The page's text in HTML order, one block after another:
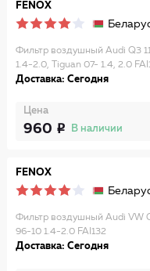
FENOX
Фильтр воздушный Audi Q3
1.4-2.0, Tiguan 07- 1.4, 2.0
Доставка: Сегодня
Цена
960 В наличии
FENOX
Фильтр воздушный Audi VW
96-10 1.4-2.0 FAI132
Доставка: Сегодня